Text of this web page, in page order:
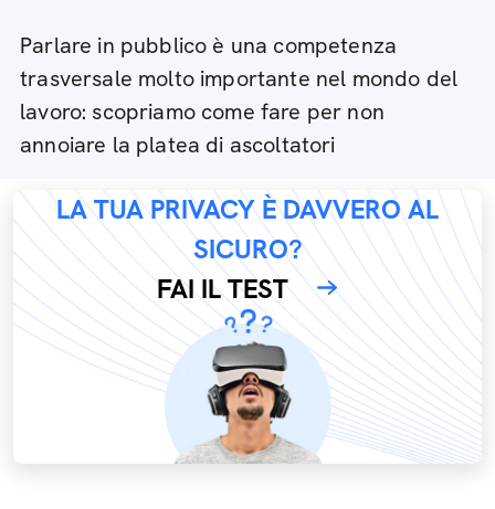
Parlare in pubblico è una competenza
trasversale molto importante nel mondo del
lavoro: scopriamo come fare per non
annoiare la platea di ascoltatori
LA TUA PRIVACY È DAVVERO AL
SICURO?
FAI IL TEST